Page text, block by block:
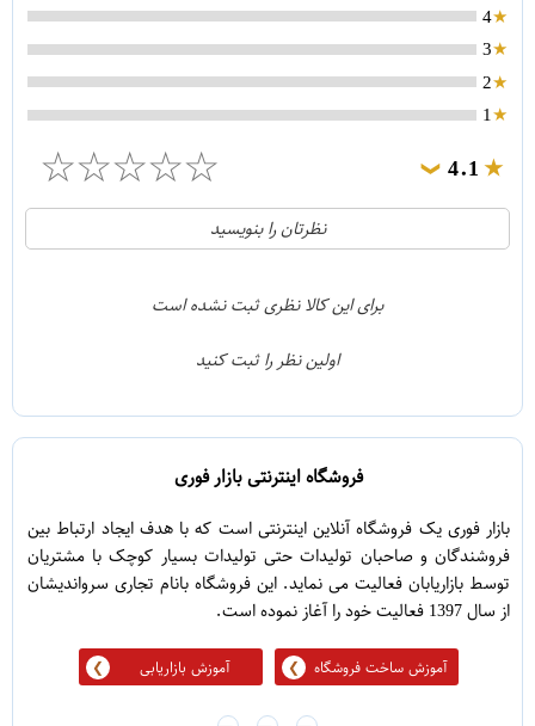
4
3
2
1
4.1
❯
☆
☆
☆
☆
☆
21
1
نظرتان را بنویسید
برای این کالا نظری ثبت نشده است
اولین نظر را ثبت کنید
فروشگاه اینترنتی بازار فوری
بازار فوری یک فروشگاه آنلاین اینترنتی است که با هدف ایجاد ارتباط بین
فروشندگان و صاحبان تولیدات حتی تولیدات بسیار کوچک با مشتریان
توسط بازاریابان فعالیت می نماید. این فروشگاه بانام تجاری سرواندیشان
از سال 1397 فعالیت خود را آغاز نموده است.
آموزش ساخت فروشگاه آموزش بازاریابی